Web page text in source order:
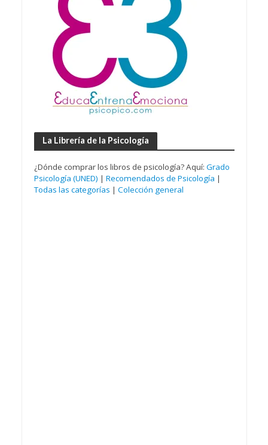
La Librería de la Psicología
¿Dónde comprar los libros de psicología? Aquí: Grado
Psicología (UNED) | Recomendados de Psicología |
Todas las categorías | Colección general